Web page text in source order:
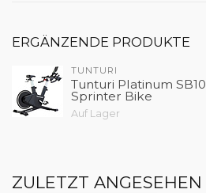
ERGÄNZENDE PRODUKTE
TUNTURI
Tunturi Platinum SB10
Sprinter Bike
Auf Lager
ZULETZT ANGESEHEN